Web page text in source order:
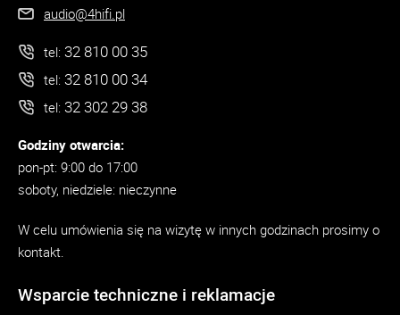
audio@4hifi.pl
tel: 32 810 00 35
tel: 32 810 00 34
tel: 32 302 29 38
Godziny otwarcia:
pon-pt: 9:00 do 17:00
soboty, niedziele: nieczynne
W celu umówienia się na wizytę w innych godzinach prosimy o
kontakt.
Wsparcie techniczne i reklamacje